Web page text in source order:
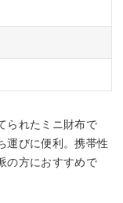
られたミニ財布で
運びに便利。携帯性
の方におすすめで